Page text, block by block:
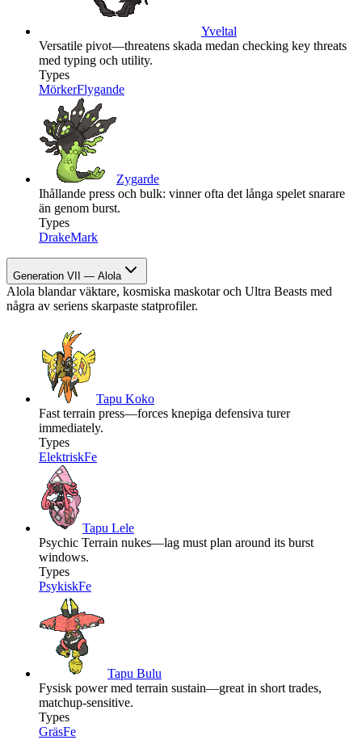
Yveltal
Versatile pivot—threatens skada medan checking key threats
med typing och utility.
Types
MörkerFlygande
Zygarde
Ihållande press och bulk: vinner ofta det långa spelet snarare
än genom burst.
Types
DrakeMark
Generation VII — Alola
Alola blandar väktare, kosmiska maskotar och Ultra Beasts med
några av seriens skarpaste statprofiler.
Tapu Koko
Fast terrain press—forces knepiga defensiva turer
immediately.
Types
ElektriskFe
Tapu Lele
Psychic Terrain nukes—lag must plan around its burst
windows.
Types
PsykiskFe
Tapu Bulu
Fysisk power med terrain sustain—great in short trades,
matchup-sensitive.
Types
GräsFe